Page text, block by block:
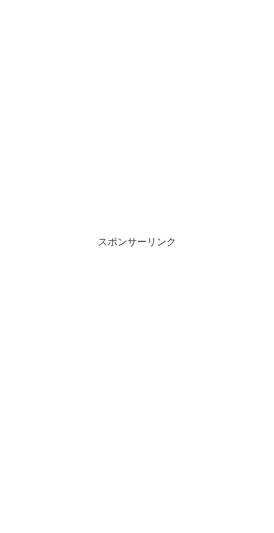
スポンサーリンク